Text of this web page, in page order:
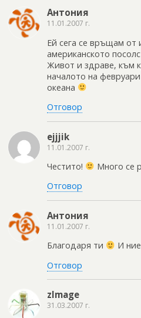
Антония
11.01.2007 г.
Ей сега се връщам от
американското
Живот и здраве, към
началото на
океана
Отговор
ejjjik
11.01.2007 г.
Честито!
Много се
Отговор
Антония
11.01.2007 г.
Благодаря ти
И
Отговор
zImage
31.03.2007 г.